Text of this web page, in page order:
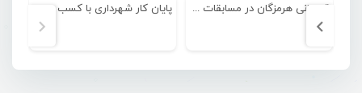
قهرمانی هرمزگان در مسابقات فوتبال زیر ۱۸ سال دانش آموزی کشور